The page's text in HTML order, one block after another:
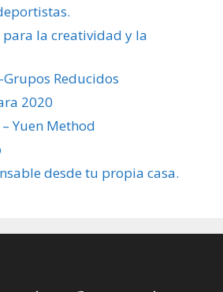
la creatividad y la
Reducidos
2020
Yuen Method
desde tu propia casa.